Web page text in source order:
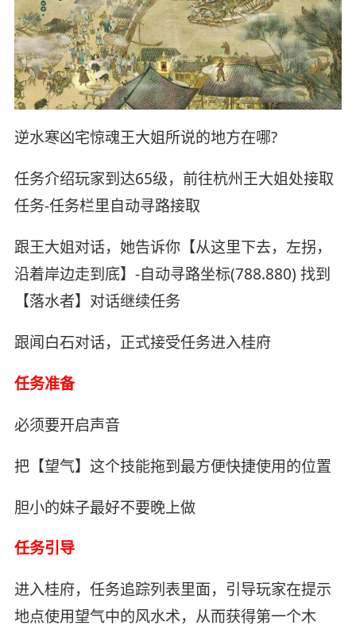
逆水寒凶宅惊魂王大姐所说的地方在哪?
任务介绍玩家到达65级，前往杭州王大姐处接取
任务-任务栏里自动寻路接取
跟王大姐对话，她告诉你【从这里下去，左拐，
沿着岸边走到底】-自动寻路坐标(788.880) 找到
【落水者】对话继续任务
跟闻白石对话，正式接受任务进入桂府
任务准备
必须要开启声音
把【望气】这个技能拖到最方便快捷使用的位置
胆小的妹子最好不要晚上做
任务引导
进入桂府，任务追踪列表里面，引导玩家在提示
地点使用望气中的风水术，从而获得第一个木